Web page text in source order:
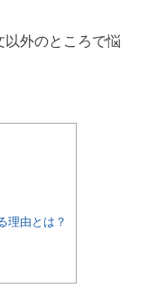
以外のところで悩
理由とは？